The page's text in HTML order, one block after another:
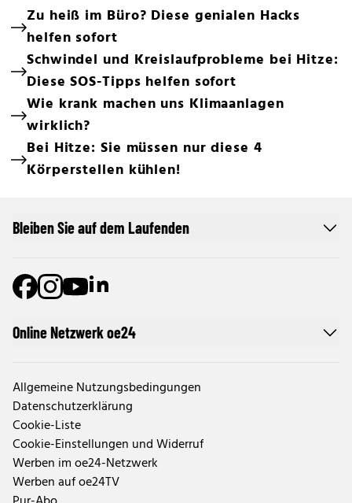
Zu heiß im Büro? Diese genialen Hacks
helfen sofort
Schwindel und Kreislaufprobleme bei Hitze:
Diese SOS-Tipps helfen sofort
Wie krank machen uns Klimaanlagen
wirklich?
Bei Hitze: Sie müssen nur diese 4
Körperstellen kühlen!
Online Netzwerk oe24
Allgemeine Nutzungsbedingungen
Datenschutzerklärung
Cookie-Liste
Cookie-Einstellungen und Widerruf
Werben im oe24-Netzwerk
Werben auf oe24TV
Bleiben Sie auf dem Laufenden